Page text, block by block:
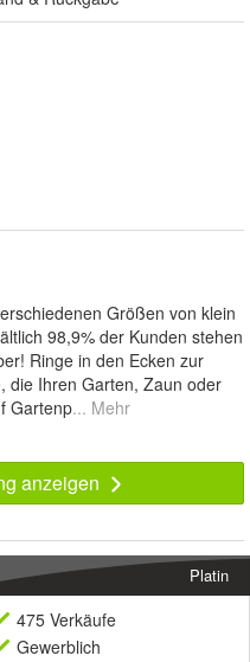
Größen von klein
98,9% der Kunden stehen
Ringe in den Ecken zur
die Ihren Garten, Zaun oder
Gartenp... Mehr
anzeigen
Platin
475 Verkäufe
Gewerblich